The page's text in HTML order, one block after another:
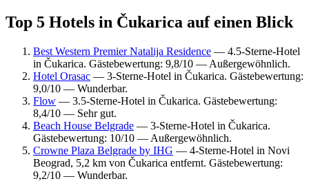
Top 5 Hotels in Čukarica auf einen Blick
Best Western Premier Natalija Residence — 4.5-Sterne-Hotel
in Čukarica. Gästebewertung: 9,8/10 — Außergewöhnlich.
Hotel Orasac — 3-Sterne-Hotel in Čukarica. Gästebewertung:
9,0/10 — Wunderbar.
Flow — 3.5-Sterne-Hotel in Čukarica. Gästebewertung:
8,4/10 — Sehr gut.
Beach House Belgrade — 3-Sterne-Hotel in Čukarica.
Gästebewertung: 10/10 — Außergewöhnlich.
Crowne Plaza Belgrade by IHG — 4-Sterne-Hotel in Novi
Beograd, 5,2 km von Čukarica entfernt. Gästebewertung:
9,2/10 — Wunderbar.